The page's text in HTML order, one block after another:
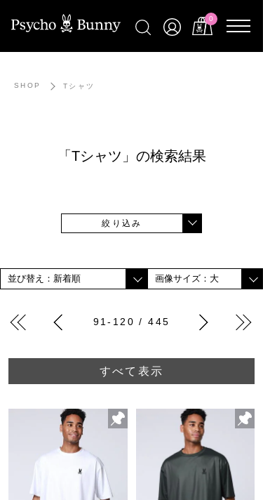
0
SHOP Tシャツ
「Tシャツ」の検索結果
絞り込み
91-120 / 445
すべて表示